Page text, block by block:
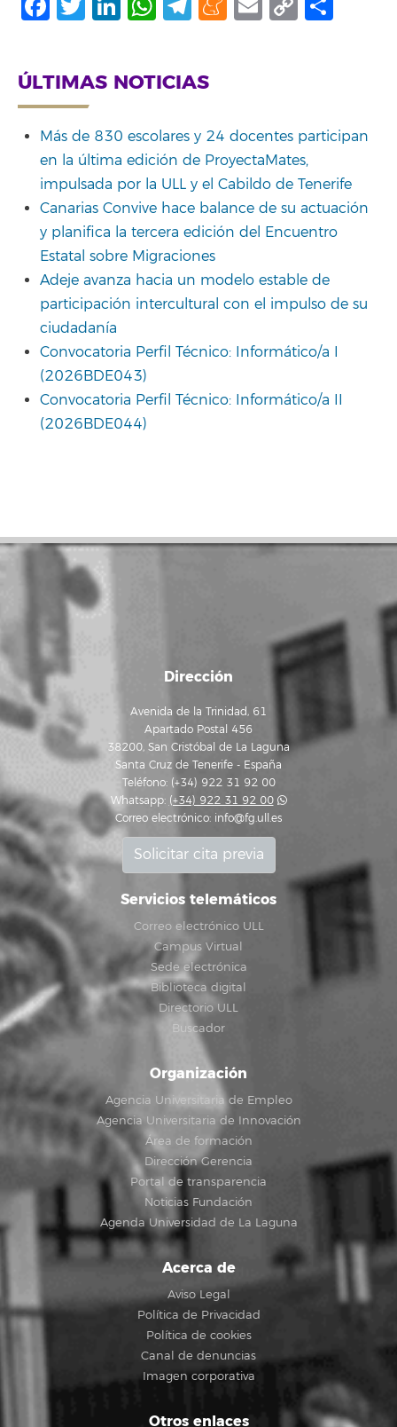
ÚLTIMAS NOTICIAS
Más de 830 escolares y 24 docentes participan
en la última edición de ProyectaMates,
impulsada por la ULL y el Cabildo de Tenerife
Canarias Convive hace balance de su actuación
y planifica la tercera edición del Encuentro
Estatal sobre Migraciones
Adeje avanza hacia un modelo estable de
participación intercultural con el impulso de su
ciudadanía
Convocatoria Perfil Técnico: Informático/a I
(2026BDE043)
Convocatoria Perfil Técnico: Informático/a II
(2026BDE044)
Dirección
Avenida de la Trinidad, 61
Apartado Postal 456
38200, San Cristóbal de La Laguna
Santa Cruz de Tenerife - España
Teléfono: (+34) 922 31 92 00
Whatsapp: (+34) 922 31 92 00
Correo electrónico: info@fg.ull.es
Solicitar cita previa
Servicios telemáticos
Correo electrónico ULL
Campus Virtual
Sede electrónica
Biblioteca digital
Directorio ULL
Buscador
Organización
Agencia Universitaria de Empleo
Agencia Universitaria de Innovación
Área de formación
Dirección Gerencia
Portal de transparencia
Noticias Fundación
Agenda Universidad de La Laguna
Acerca de
Aviso Legal
Política de Privacidad
Política de cookies
Canal de denuncias
Imagen corporativa
Otros enlaces